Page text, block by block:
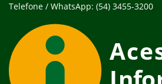
Telefone / WhatsApp: (54) 3455-3200